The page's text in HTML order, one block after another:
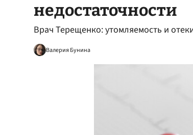
недостаточности
Врач Терещенко: утомляемость и
Валерия Бунина